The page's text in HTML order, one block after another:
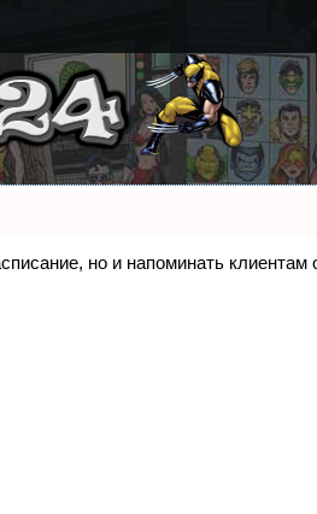
но и напоминать клиентам